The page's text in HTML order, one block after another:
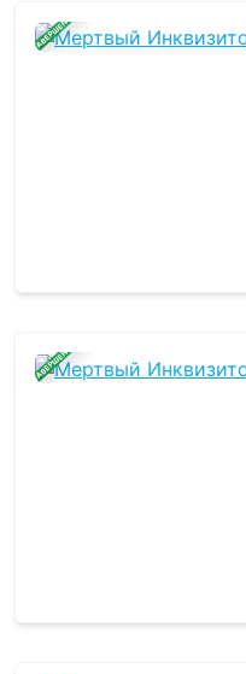
ЗАВЕРШЕНА
ЗАВЕРШЕНА